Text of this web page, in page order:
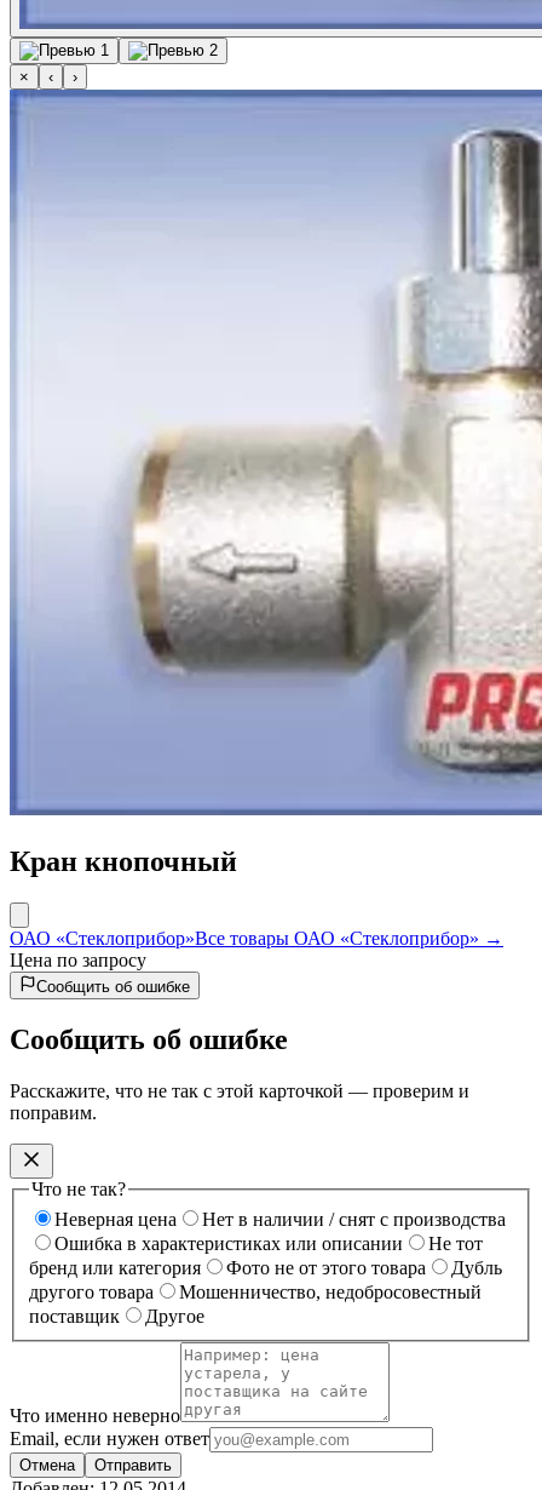
× ‹ ›
Кран кнопочный
ОАО «Стеклоприбор»Все товары ОАО «Стеклоприбор» →
Цена по запросу
Сообщить об ошибке
Сообщить об ошибке
Расскажите, что не так с этой карточкой — проверим и
поправим.
Что не так?
Неверная цена
Нет в наличии / снят с производства
Ошибка в характеристиках или описании
Не тот
бренд или категория
Фото не от этого товара
Дубль
другого товара
Мошенничество, недобросовестный
поставщик
Другое
Что именно неверно
Email, если нужен ответ
Отмена Отправить